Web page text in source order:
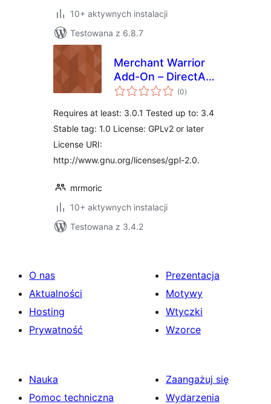
10+ aktywnych instalacji
Testowana z 6.8.7
Merchant Warrior
Add-On – DirectAPI
Method for Gravity
(0wszystkich
ocen
)
Requires at least: 3.0.1 Tested up to: 3.4
Stable tag: 1.0 License: GPLv2 or later
License URI:
http://www.gnu.org/licenses/gpl-2.0.
mrmoric
10+ aktywnych instalacji
Testowana z 3.4.2
O nas
Aktualności
Hosting
Prywatność
Prezentacja
Motywy
Wtyczki
Wzorce
Nauka
Pomoc techniczna
Zaangażuj się
Wydarzenia